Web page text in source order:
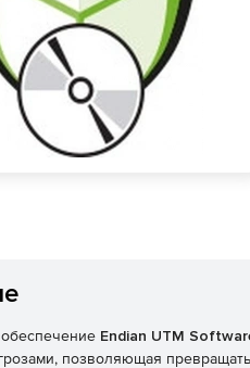
Endian UTM
позволяющая